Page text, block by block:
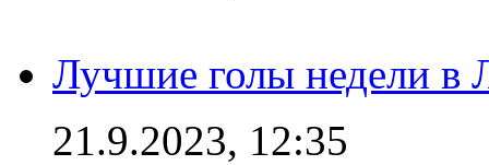
Лучшие голы недели в
21.9.2023, 12:35